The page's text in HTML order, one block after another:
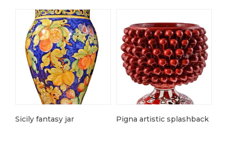
Sicily fantasy jar Pigna artistic splashback